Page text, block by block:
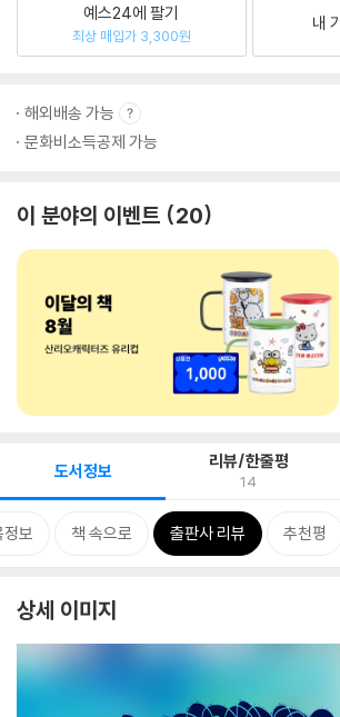
예스24에 팔기
최상 매입가 3,300원
내
해외배송 가능
문화비소득공제 가능
이 분야의 이벤트 20
도서정보 리뷰/한줄평
14
정보 책 속으로 출판사 리뷰 추천평
상세 이미지